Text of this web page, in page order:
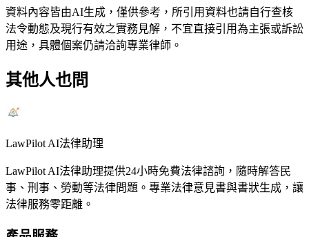
資料內容皆由AI生成，僅供參考，所引用資料也請自行查核
法令動態及現行有效之實務見解，不宜直接引用為主張或訴訟
用途，具體個案仍請洽詢專業律師。
其他人也問
LawPilot AI法律助理
LawPilot AI法律助理提供24小時免費法律諮詢，隨時解答民
事、刑事、勞動等法律問題。專業法律意見書與書狀生成，讓
法律服務零距離。